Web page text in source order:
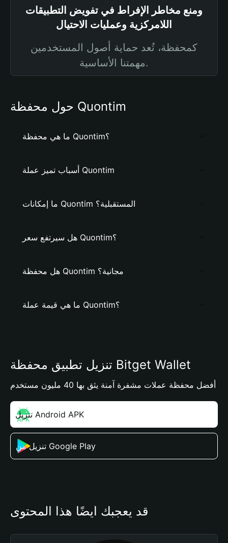
ومنع مخاطر الإفراط في تفويض التطبيقات
اللامركزية وعمليات الاحتيال
كمحفظة، تُعد حماية أصول المستخدمين
مهمتنا الأساسية.
حول محفظة Quontim
ما هي محفظة Quontim؟
أسباب تميز عملة Quontim
ما إمكانات Quontim المستقبلية؟
هل سيرتفع سعر Quontim؟
هل محفظة Quontim مجانية؟
ما هي قيمة عملة Quontim؟
تنزيل تطبيق محفظة Bitget Wallet
أفضل محفظة عملات مشفرة آمنة يثق بها 40 مليون مستخدم
تنزيل Android APK
تنزيل من Google Play
قد يعجبك أيضًا هذا المحتوى